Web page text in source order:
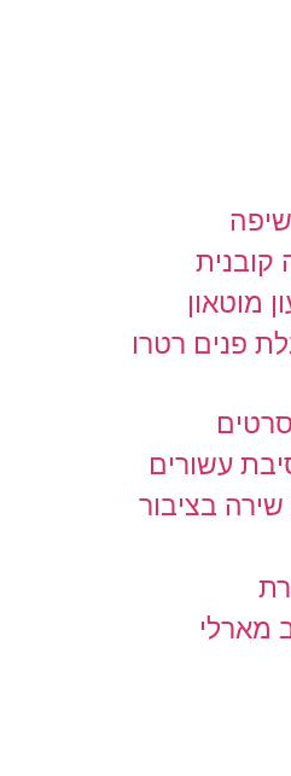
בציבור
מארלי